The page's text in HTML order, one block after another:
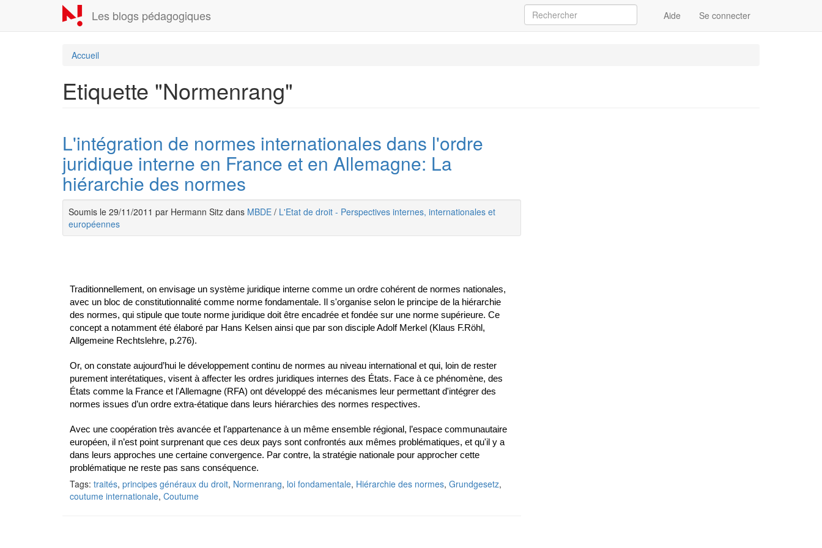
contenu
Les blogs pédagogiques Aide Se connecter
Accueil
Etiquette "Normenrang"
L'intégration de normes internationales dans l'ordre
juridique interne en France et en Allemagne: La
hiérarchie des normes
Soumis le 29/11/2011 par Hermann Sitz dans MBDE / L'Etat de droit - Perspectives internes, internationales et
européennes
Traditionnellement, on envisage un système juridique interne comme un ordre cohérent de normes nationales,
avec un bloc de constitutionnalité comme norme fondamentale. Il s'organise selon le principe de la hiérarchie
des normes, qui stipule que toute norme juridique doit être encadrée et fondée sur une norme supérieure. Ce
concept a notamment été élaboré par Hans Kelsen ainsi que par son disciple Adolf Merkel (Klaus F.Röhl,
Allgemeine Rechtslehre, p.276).
Or, on constate aujourd’hui le développement continu de normes au niveau international et qui, loin de rester
purement interétatiques, visent à affecter les ordres juridiques internes des États. Face à ce phénomène, des
États comme la France et l'Allemagne (RFA) ont développé des mécanismes leur permettant d'intégrer des
normes issues d’un ordre extra-étatique dans leurs hiérarchies des normes respectives.
Avec une coopération très avancée et l’appartenance à un même ensemble régional, l’espace communautaire
européen, il n’est point surprenant que ces deux pays sont confrontés aux mêmes problématiques, et qu'il y a
dans leurs approches une certaine convergence. Par contre, la stratégie nationale pour approcher cette
problématique ne reste pas sans conséquence.
Tags: traités, principes généraux du droit, Normenrang, loi fondamentale, Hiérarchie des normes, Grundgesetz,
coutume internationale, Coutume